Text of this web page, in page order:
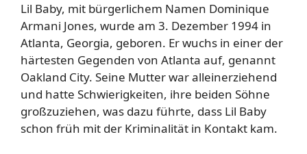
Lil Baby, mit bürgerlichem Namen Dominique
Armani Jones, wurde am 3. Dezember 1994 in
Atlanta, Georgia, geboren. Er wuchs in einer der
härtesten Gegenden von Atlanta auf, genannt
Oakland City. Seine Mutter war alleinerziehend
und hatte Schwierigkeiten, ihre beiden Söhne
großzuziehen, was dazu führte, dass Lil Baby
schon früh mit der Kriminalität in Kontakt kam.